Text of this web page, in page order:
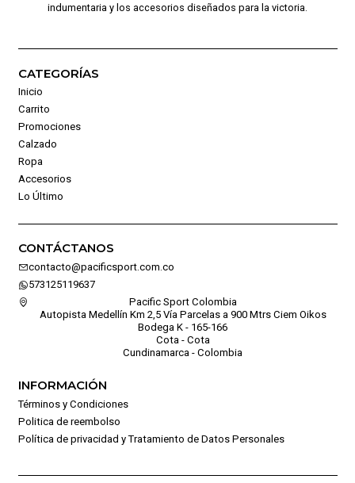
indumentaria y los accesorios diseñados para la victoria.
CATEGORÍAS
Inicio
Carrito
Promociones
Calzado
Ropa
Accesorios
Lo Último
CONTÁCTANOS
contacto@pacificsport.com.co
573125119637
Pacific Sport Colombia
Autopista Medellín Km 2,5 Vía Parcelas a 900 Mtrs Ciem Oikos
Bodega K - 165-166
Cota - Cota
Cundinamarca - Colombia
INFORMACIÓN
Términos y Condiciones
Politica de reembolso
Política de privacidad y Tratamiento de Datos Personales